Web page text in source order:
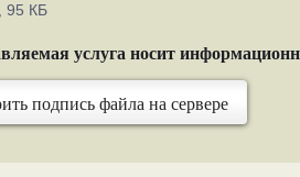
95 КБ
услуга носит
подпись файла на сервере